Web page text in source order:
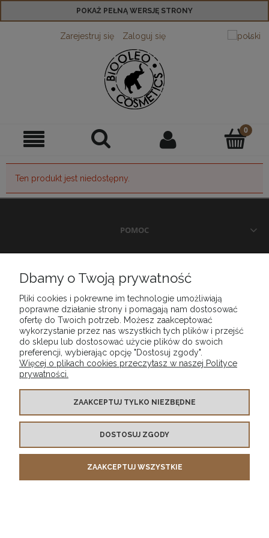
POKAŻ PEŁNĄ WERSJĘ STRONY
Zarejestruj się Zaloguj się
Ten produkt jest niedostępny.
POMOC
INFORMACJE
O NAS
Dbamy o Twoją prywatność
Pliki cookies i pokrewne im technologie umożliwiają
poprawne działanie strony i pomagają nam dostosować
ofertę do Twoich potrzeb. Możesz zaakceptować
wykorzystanie przez nas wszystkich tych plików i przejść
do sklepu lub dostosować użycie plików do swoich
preferencji, wybierając opcję "Dostosuj zgody".
Więcej o plikach cookies przeczytasz w naszej Polityce
prywatności.
ZAAKCEPTUJ TYLKO NIEZBĘDNE
DOSTOSUJ ZGODY
ZAAKCEPTUJ WSZYSTKIE